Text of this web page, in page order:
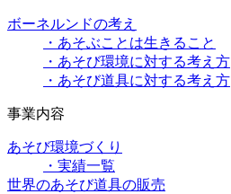
ボーネルンドの考え
・あそぶことは生きること
・あそび環境に対する考え方
・あそび道具に対する考え方
事業内容
あそび環境づくり
・実績一覧
世界のあそび道具の販売